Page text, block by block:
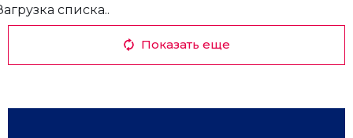
списка..
Показать еще